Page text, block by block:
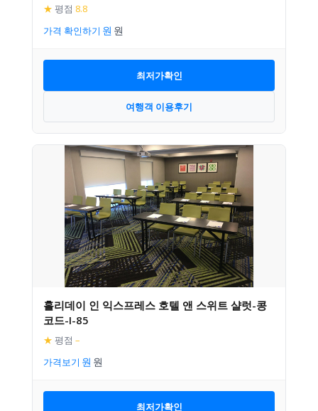
★ 평점 8.8
가격 확인하기
최저가확인
여행객 이용후기
홀리데이 인 익스프레스 호텔 앤 스위트 샬럿-콩
코드-I-85
★ 평점 –
가격보기
최저가확인